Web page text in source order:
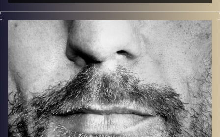
זיפים, מוזיקה מחוספסת של הופעות חיות. הרבה ג'אם, רוק,
בלוז, bluegrass, ג'אז, Fאנק, פרוגרסיב ואפילו אלקטרוניקה.
כל מה שחי, אמיתי ונושם.
עם שמוליק רגב.
קרדיט תמונות: David Goehring